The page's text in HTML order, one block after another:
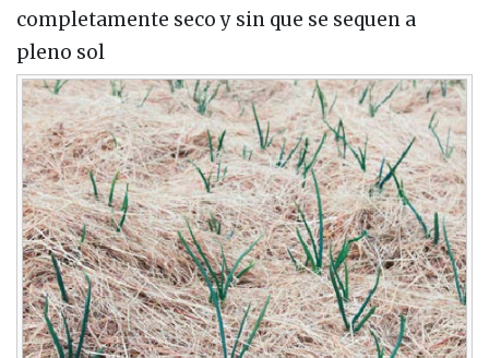
completamente seco y sin que se sequen a
pleno sol